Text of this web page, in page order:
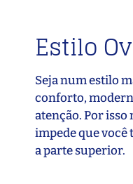
Estilo
Seja num estilo
conforto,
atenção. Por isso
impede que você
a parte superior.